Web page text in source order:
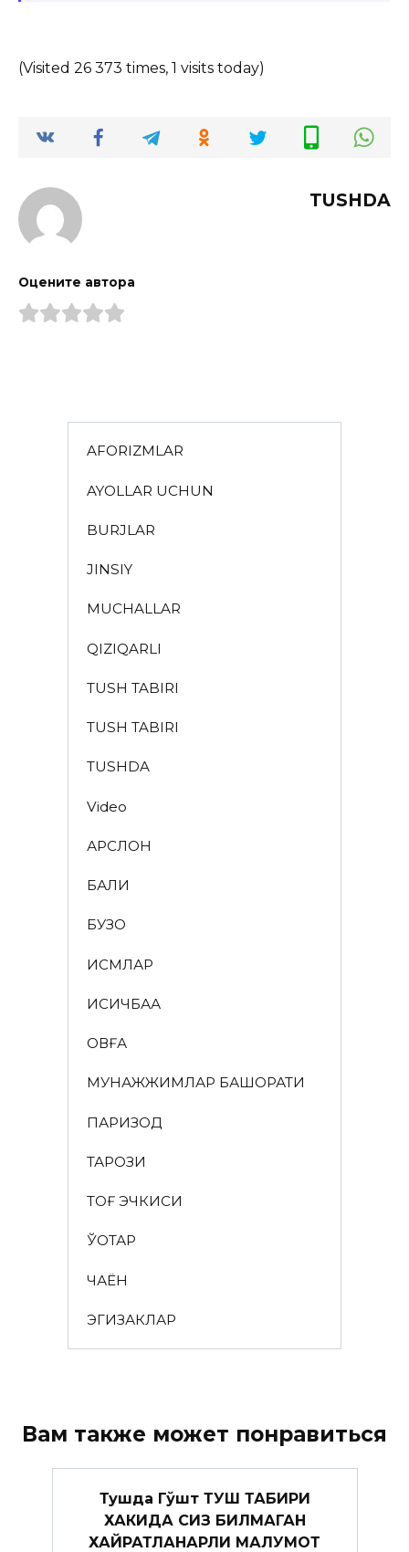
(Visited 26 373 times, 1 visits today)
TUSHDA
Оцените автора
AFORIZMLAR
AYOLLAR UCHUN
BURJLAR
JINSIY
MUCHALLAR
QIZIQARLI
TUSH TABIRI
TUSH TABIRI
TUSHDA
Video
АРСЛОН
БАЛИҚ
БУЗОҚ
ИСМЛАР
ҚИСҚИЧБАҚА
ҚОВҒА
МУНАЖЖИМЛАР БАШОРАТИ
ПАРИЗОД
ТАРОЗИ
ТОҒ ЭЧКИСИ
ЎҚОТАР
ЧАЁН
ЭГИЗАКЛАР
Вам также может понравиться
Тушда Гўшт ТУШ ТАБИРИ
ХАКИДА СИЗ БИЛМАГАН
ХАЙРАТЛАНАРЛИ МАЛУМОТ